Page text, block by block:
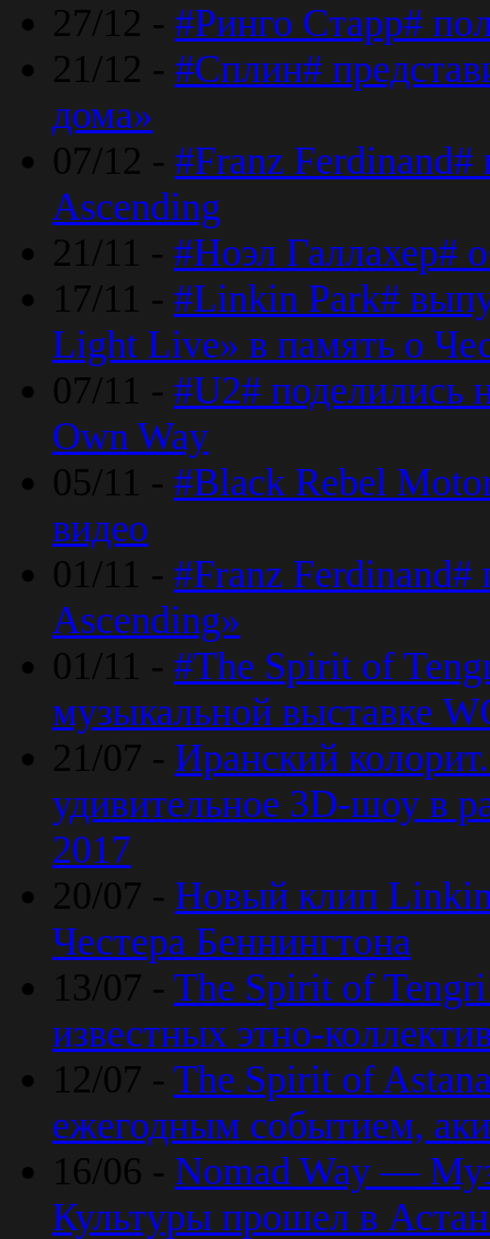
27/12 - #Ринго Старр#
21/12 - #Сплин#
дома»
07/12 - #Franz
Ascending
21/11 - #Ноэл Галлахер#
17/11 - #Linkin Park#
Light Live» в память о
07/11 - #U2#
Own Way
05/11 - #Black Rebel
видео
01/11 - #Franz Ferdinand#
Ascending»
01/11 - #The Spirit of
музыкальной выставке
21/07 - Иранский
удивительное 3D-шоу в
2017
20/07 - Новый клип Linkin
Честера Беннингтона
13/07 - The Spirit of Tengri
известных этно-
12/07 - The Spirit of
ежегодным событием,
16/06 - Nomad Way —
Культуры прошел в